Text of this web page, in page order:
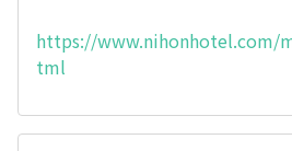
https://www.nihonhotel.com/
tml